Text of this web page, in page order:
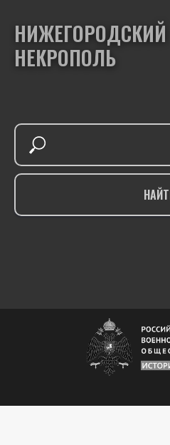
НИЖЕГОРОДСКИЙ
НЕКРОПОЛЬ